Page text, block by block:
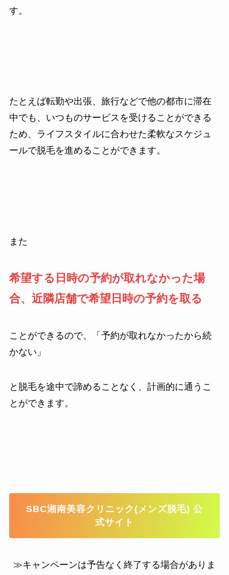
す。
たとえば転勤や出張、旅行などで他の都市に滞在
中でも、いつものサービスを受けることができる
ため、ライフスタイルに合わせた柔軟なスケジュ
ールで脱毛を進めることができます。
また
希望する日時の予約が取れなかった場
合、近隣店舗で希望日時の予約を取る
ことができるので、「予約が取れなかったから続
かない」
と脱毛を途中で諦めることなく、計画的に通うこ
とができます。
SBC湘南美容クリニック(メンズ脱毛) 公
式サイト
≫キャンペーンは予告なく終了する場合がありま